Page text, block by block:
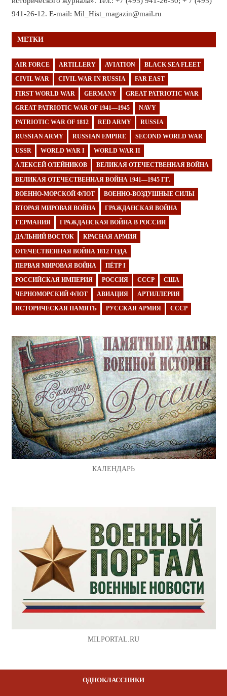
941-26-12. E-mail: Mil_Hist_magazin@mail.ru
МЕТКИ
AIR FORCE ARTILLERY AVIATION BLACK SEA FLEET
CIVIL WAR CIVIL WAR IN RUSSIA FAR EAST
FIRST WORLD WAR GERMANY GREAT PATRIOTIC WAR
GREAT PATRIOTIC WAR OF 1941—1945 NAVY
PATRIOTIC WAR OF 1812 RED ARMY RUSSIA
RUSSIAN ARMY RUSSIAN EMPIRE SECOND WORLD WAR
USSR WORLD WAR I WORLD WAR II
АЛЕКСЕЙ ОЛЕЙНИКОВ ВЕЛИКАЯ ОТЕЧЕСТВЕННАЯ ВОЙНА
ВЕЛИКАЯ ОТЕЧЕСТВЕННАЯ ВОЙНА 1941—1945 ГГ.
ВОЕННО-МОРСКОЙ ФЛОТ ВОЕННО-ВОЗДУШНЫЕ СИЛЫ
ВТОРАЯ МИРОВАЯ ВОЙНА ГРАЖДАНСКАЯ ВОЙНА
ГЕРМАНИЯ ГРАЖДАНСКАЯ ВОЙНА В РОССИИ
ДАЛЬНИЙ ВОСТОК КРАСНАЯ АРМИЯ
ОТЕЧЕСТВЕННАЯ ВОЙНА 1812 ГОДА
ПЕРВАЯ МИРОВАЯ ВОЙНА ПЁТР I
РОССИЙСКАЯ ИМПЕРИЯ РОССИЯ СССР США
ЧЕРНОМОРСКИЙ ФЛОТ АВИАЦИЯ АРТИЛЛЕРИЯ
ИСТОРИЧЕСКАЯ ПАМЯТЬ РУССКАЯ АРМИЯ СССР
КАЛЕНДАРЬ
MILPORTAL.RU
ОДНОКЛАССНИКИ